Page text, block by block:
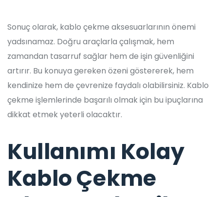
Sonuç olarak, kablo çekme aksesuarlarının önemi
yadsınamaz. Doğru araçlarla çalışmak, hem
zamandan tasarruf sağlar hem de işin güvenliğini
artırır. Bu konuya gereken özeni göstererek, hem
kendinize hem de çevrenize faydalı olabilirsiniz. Kablo
çekme işlemlerinde başarılı olmak için bu ipuçlarına
dikkat etmek yeterli olacaktır.
Kullanımı Kolay
Kablo Çekme